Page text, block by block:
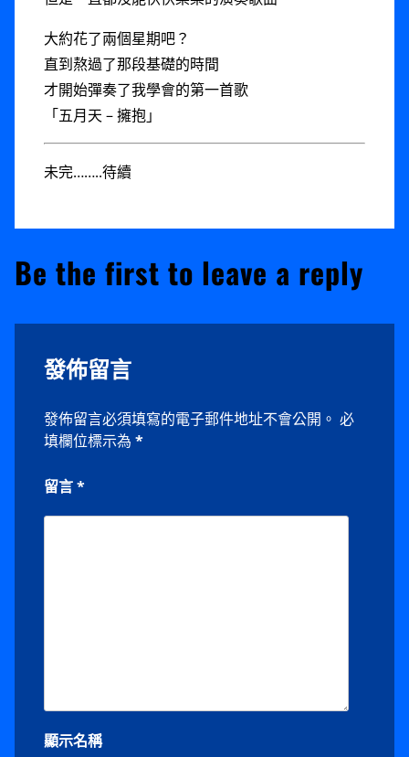
大約花了兩個星期吧？
直到熬過了那段基礎的時間
才開始彈奏了我學會的第一首歌
「五月天 – 擁抱」
未完……..待續
Be the first to leave a reply
發佈留言
發佈留言必須填寫的電子郵件地址不會公開。 必
填欄位標示為 *
留言*
顯示名稱